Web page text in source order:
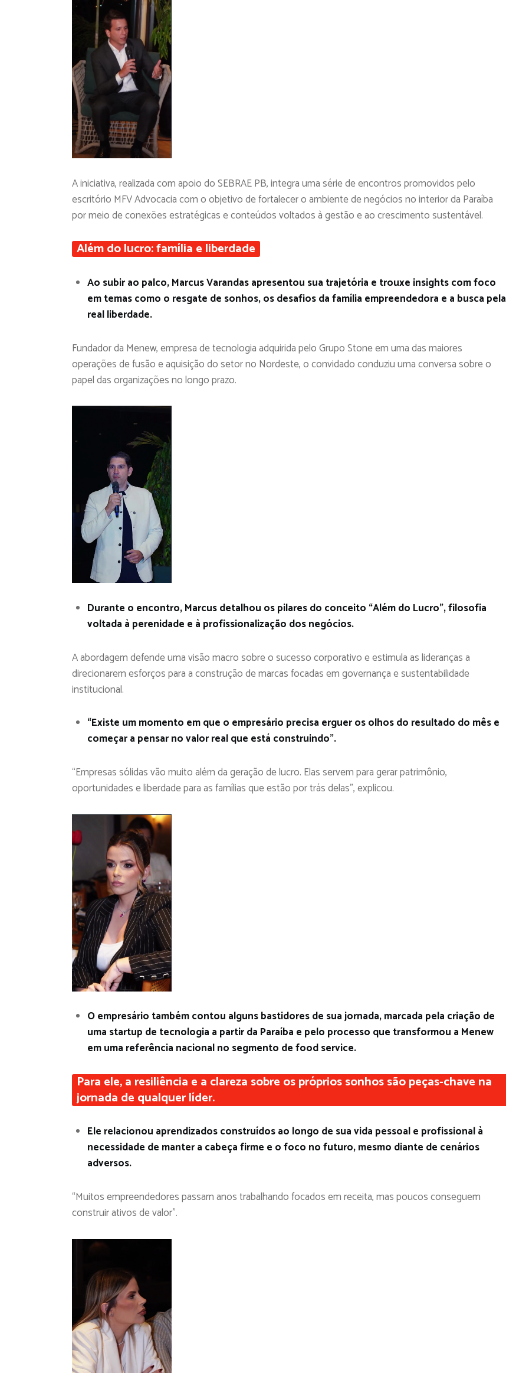
A iniciativa, realizada com apoio do SEBRAE PB, integra uma série de encontros promovidos pelo
escritório MFV Advocacia com o objetivo de fortalecer o ambiente de negócios no interior da Paraíba
por meio de conexões estratégicas e conteúdos voltados à gestão e ao crescimento sustentável.
Além do lucro: família e liberdade
Ao subir ao palco, Marcus Varandas apresentou sua trajetória e trouxe insights com foco
em temas como o resgate de sonhos, os desafios da família empreendedora e a busca pela
real liberdade.
Fundador da Menew, empresa de tecnologia adquirida pelo Grupo Stone em uma das maiores
operações de fusão e aquisição do setor no Nordeste, o convidado conduziu uma conversa sobre o
papel das organizações no longo prazo.
Durante o encontro, Marcus detalhou os pilares do conceito “Além do Lucro”, filosofia
voltada à perenidade e à profissionalização dos negócios.
A abordagem defende uma visão macro sobre o sucesso corporativo e estimula as lideranças a
direcionarem esforços para a construção de marcas focadas em governança e sustentabilidade
institucional.
“Existe um momento em que o empresário precisa erguer os olhos do resultado do mês e
começar a pensar no valor real que está construindo”.
“Empresas sólidas vão muito além da geração de lucro. Elas servem para gerar patrimônio,
oportunidades e liberdade para as famílias que estão por trás delas”, explicou.
O empresário também contou alguns bastidores de sua jornada, marcada pela criação de
uma startup de tecnologia a partir da Paraíba e pelo processo que transformou a Menew
em uma referência nacional no segmento de food service.
Para ele, a resiliência e a clareza sobre os próprios sonhos são peças-chave na
jornada de qualquer líder.
Ele relacionou aprendizados construídos ao longo de sua vida pessoal e profissional à
necessidade de manter a cabeça firme e o foco no futuro, mesmo diante de cenários
adversos.
“Muitos empreendedores passam anos trabalhando focados em receita, mas poucos conseguem
construir ativos de valor”.